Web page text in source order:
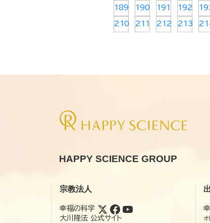
189 190 191 192
210 211 212 213
HAPPY SCIENCE GROUP
宗教法人
幸福の科学
大川隆法 公式サイト
オ